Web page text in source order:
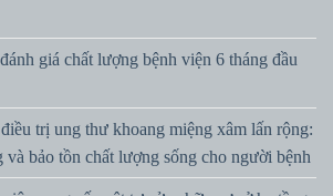
giá chất lượng bệnh viện 6 tháng đầu
trị ung thư khoang miệng xâm lấn rộng:
và bảo tồn chất lượng sống cho người bệnh